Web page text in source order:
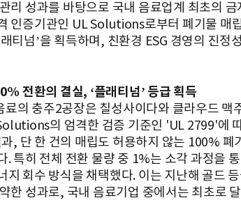
리 성과를 바탕으로 국내 음료업계 최초의
인증기관인 UL Solutions로부터 폐기물 매
티넘’을 획득하며, 친환경 ESG 경영의 진정
전환의 결실, ‘플래티넘’ 등급 획득
료의 충주2공장은 칠성사이다와 클라우드 맥
의 엄격한 검증 기준인 'UL 2799'에
, 단 한 건의 매립도 허용하지 않는 100% 폐
. 특히 전체 전환 물량 중 1%는 소각 과정을
지 회수 방식을 채택했다. 이는 지난해 골드
한 성과로, 국내 음료기업 중에서는 최초로